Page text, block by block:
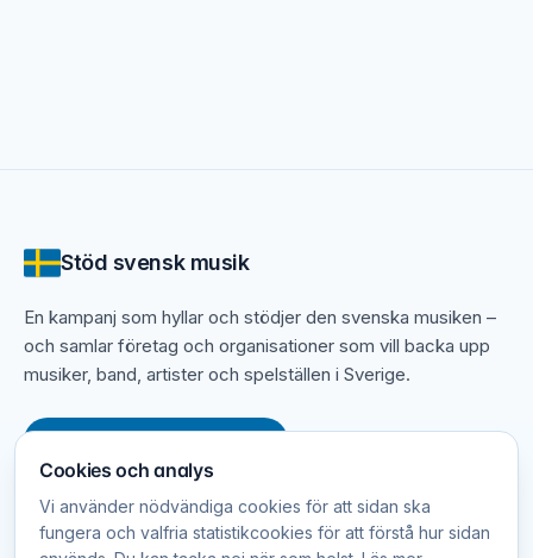
hur de bidrar till att hålla intresset för musik levande
runt om i Sverige.
Stöd svensk musik
En kampanj som hyllar och stödjer den svenska musiken –
och samlar företag och organisationer som vill backa upp
musiker, band, artister och spelställen i Sverige.
Cookies och analys
Vi använder nödvändiga cookies för att sidan ska
fungera och valfria statistikcookies för att förstå hur sidan